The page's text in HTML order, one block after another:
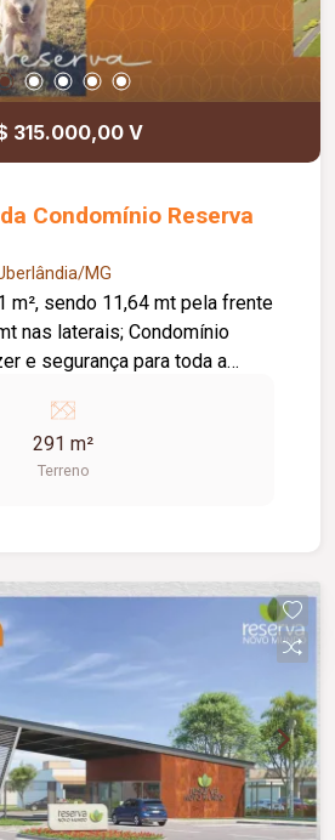
315.000,00 V
Condomínio Reserva
MG
m², sendo 11,64 mt pela frente
nas laterais; Condomínio
e segurança para toda a
291 m²
Terreno